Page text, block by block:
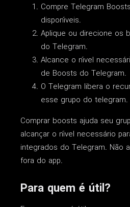
Compre Telegram
disponíveis.
Aplique ou direcione os
do Telegram.
Alcance o nível
de Boosts do Telegram.
O Telegram libera o
esse grupo do telegram.
Comprar boosts ajuda seu
alcançar o nível necessário
integrados do Telegram. Não
fora do app.
Para quem é útil?